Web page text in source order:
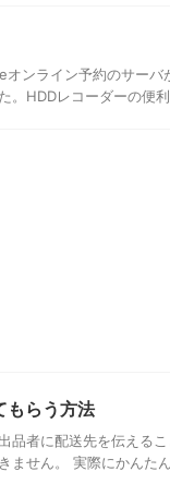
ンライン予約のサー
。HDDレコーダーの便
もらう方法
品者に配送先を伝える
ません。 実際にかん